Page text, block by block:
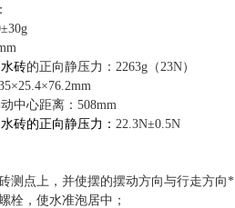
砖的正向静压力：2263g （23N）
76.2mm
中心距离 ：508mm
砖的正向静压力：22.3N±0.5N
测点上，并使摆的摆动方向与行走方向*
栓，使水准泡居中；